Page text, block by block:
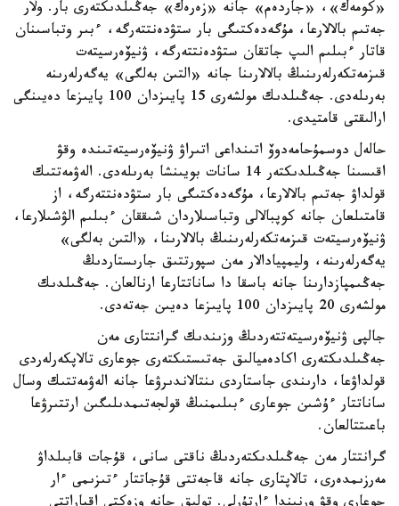
«كومەك»، «جاردەم» جانە «زەرەك» جەڭىلدىكتەرى بار. ولار
جەتىم بالالارعا، مۇگەدەكتىگى بار ستۋدەنتتەرگە، ءبىر وتباسىنان
قاتار ءبىلىم الىپ جاتقان ستۋدەنتتەرگە، ۋنيۆەرسيتەت
قىزمەتكەرلەرىنىڭ بالالارىنا جانە «التىن بەلگى» يەگەرلەرىنە
بەرىلەدى. جەڭىلدىك مولشەرى 15 پايىزدان 100 پايىزعا دەيىنگى
ارالىقتى قامتيدى.
حالەل دوسمۇحامەدوۆ اتىنداعى اتىراۋ ۋنيۆەرسيتەتىندە وقۋ
اقىسىنا جەڭىلدىكتەر 14 سانات بويىنشا بەرىلەدى. الەۋمەتتىك
قولداۋ جەتىم بالالارعا، مۇگەدەكتىگى بار ستۋدەنتتەرگە، از
قامتىلعان جانە كوپبالالى وتباسىلاردان شىققان ءبىلىم الۋشىلارعا،
ۋنيۆەرسيتەت قىزمەتكەرلەرىنىڭ بالالارىنا، «التىن بەلگى»
يەگەرلەرىنە، وليمپيادالار مەن سپورتتىق جارىستاردىڭ
جەڭىمپازدارىنا جانە باسقا دا ساناتتارعا ارنالعان. جەڭىلدىك
مولشەرى 20 پايىزدان 100 پايىزعا دەيىن جەتەدى.
جالپى ۋنيۆەرسيتەتتەردىڭ وزىندىك گرانتتارى مەن
جەڭىلدىكتەرى اكادەميالىق جەتىستىكتەرى جوعارى تالاپكەرلەردى
قولداۋعا، دارىندى جاستاردى ىنتالاندىرۋعا جانە الەۋمەتتىك وسال
ساناتتار ءۇشىن جوعارى ءبىلىمنىڭ قولجەتىمدىلىگىن ارتتىرۋعا
باعىتتالعان.
گرانتتار مەن جەڭىلدىكتەردىڭ ناقتى سانى، قۇجات قابىلداۋ
مەرزىمدەرى، تالاپتارى جانە قاجەتتى قۇجاتتار ءتىزىمى ءار